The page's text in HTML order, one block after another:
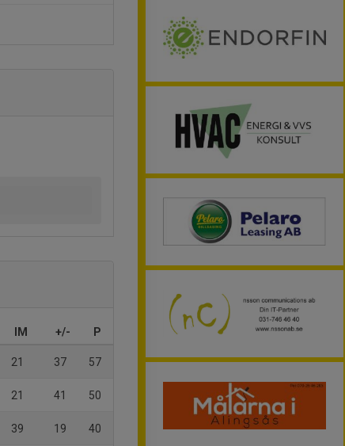
IM +/- P
21 37 57
21 41 50
39 19 40